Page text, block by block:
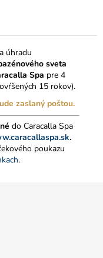
úhradu
sveta
Spa pre 4
15 rokov).
zaslaný poštou.
do Caracalla Spa
.
poukazu
.